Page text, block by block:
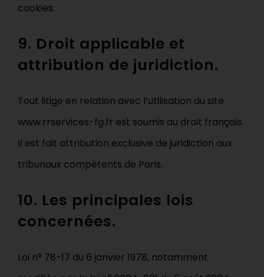
cookies.
9. Droit applicable et
attribution de juridiction.
Tout litige en relation avec l’utilisation du site
www.rrservices-fg.fr est soumis au droit français.
Il est fait attribution exclusive de juridiction aux
tribunaux compétents de Paris.
10. Les principales lois
concernées.
Loi n° 78-17 du 6 janvier 1978, notamment